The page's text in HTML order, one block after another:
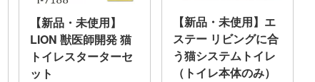
【新品・未使用】
LION 獣医師開発 猫
トイレスターターセ
ット
【新品・未使用】エ
ステー リビングに合
う猫システムトイレ
（トイレ本体のみ）